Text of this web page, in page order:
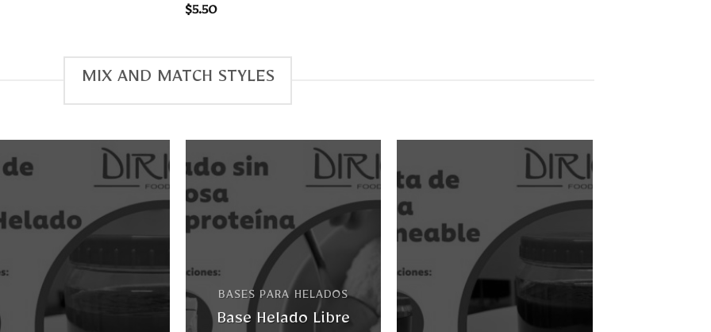
$5.50
MIX AND MATCH STYLES
Añadir
lista
de
a la
de
deseos
BASES PARA HELADOS
Base Helado Libre